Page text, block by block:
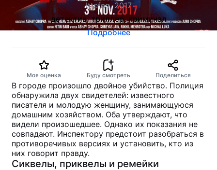
Ittefaq, 2017
детектив, триллер, криминал
Подробнее
Моя оценка Буду смотреть Поделиться
В городе произошло двойное убийство. Полиция
обнаружила двух свидетелей: известного
писателя и молодую женщину, занимающуюся
домашним хозяйством. Оба утверждают, что
видели произошедшее. Однако их показания не
совпадают. Инспектору предстоит разобраться в
противоречивых версиях и установить, кто из
них говорит правду.
Сиквелы, приквелы и ремейки